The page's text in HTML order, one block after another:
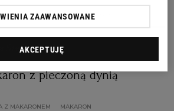
RZESZÓW
SZCZECIN
CIECIORKA DANIA Z MAKARONEM
Stefańska
z pieczoną dynią
Z MAKARONEM
MAKARON
ZAAWANSOWANE
AKCEPTUJĘ